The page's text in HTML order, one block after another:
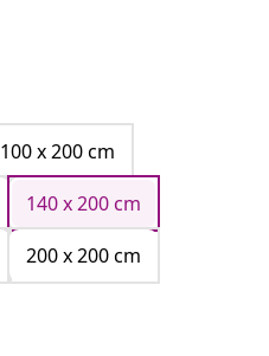
100 x 200 cm
140 x 200 cm
200 x 200 cm